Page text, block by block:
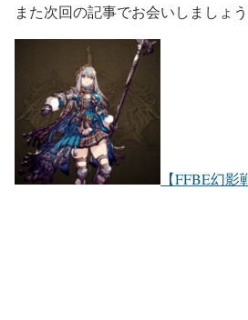
また次回の記事でお会いしましょ
【FFBE幻